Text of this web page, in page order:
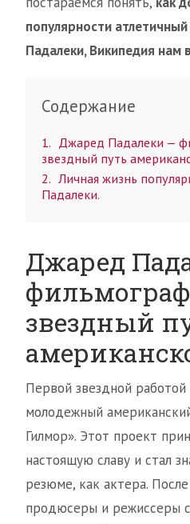
популярности
Падалеки, Википедия нам
Содержание
1
Джаред Падалеки —
звездный путь
2
Личная жизнь
Падалеки.
Джаред
звездный
Первой звездной
молодежный
Гилмор». Этот проект
настоящую славу и стал
резюме, как актера.
продюсеры и режиссеры